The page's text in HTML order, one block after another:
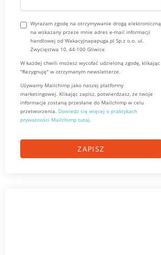
Wyrażam zgodę na otrzymywanie drogą elektroniczną
na wskazany przeze mnie adres e-mail informacji
handlowej od Wakacyjnapapuga.pl Sp.z o.o. ul.
Zwycięstwa 10, 44-100 Gliwice
W każdej chwili możesz wycofać udzieloną zgodę, klikając
"Rezygnuję" w otrzymanym newsletterze.
Używamy Mailchimp jako naszej platformy
marketingowej. Klikając zapisz, potwierdzasz, że twoje
informacje zostaną przesłane do Mailchimp w celu
przetworzenia. Dowiedz się więcej o praktykach
prywatności Mailchimp tutaj.
ZAPISZ